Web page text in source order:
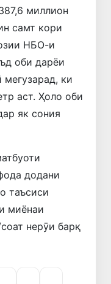
​​миллион
самт кори
НБО-и
оби дарёи
ки
аст. Ҳоло оби
як сония
додани
таъсиси
миёнаи
нерӯи барқ